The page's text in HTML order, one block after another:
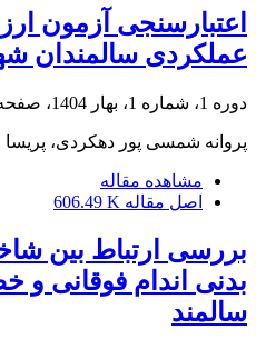
اعتبارسنجی آزمون
عملکردی سالمندان
دوره 1، شماره 1، بهار 1404، صفحه
پروانه شمسی پور دهکردی،
مشاهده مقاله
اصل مقاله 606.49 K
بررسی ارتباط بین
بدنی اندام فوقانی
سالمند